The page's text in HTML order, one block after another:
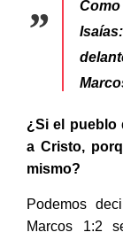
¿Si el pueblo
a Cristo,
mismo?
Podemos
Marcos 1:2